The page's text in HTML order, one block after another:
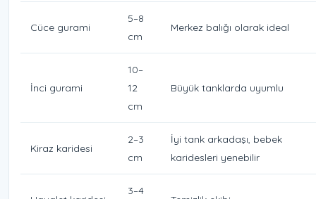
Cüce gurami
5–8
cm
Merkez balığı olarak ideal
İnci gurami
10–
12
cm
Büyük tanklarda uyumlu
Kiraz karidesi
2–3
cm
İyi tank arkadaşı, bebek
karidesleri yenebilir
3–4